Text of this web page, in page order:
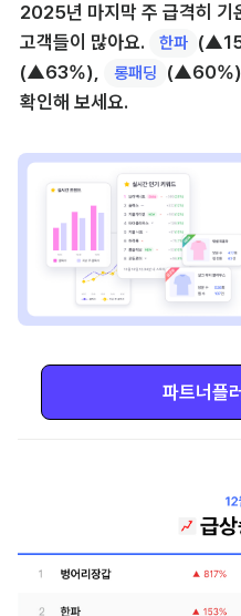
2025년 마지막 주 급격히 기
고객들이 많아요.
한파
(▲63%), 롱패딩
(▲60%)
확인해 보세요.
파트너플